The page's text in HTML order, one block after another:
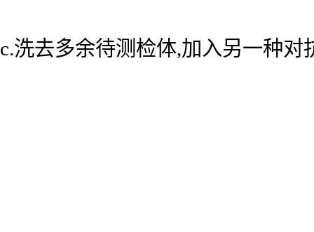
c.洗去多余待测检体,加入另一种